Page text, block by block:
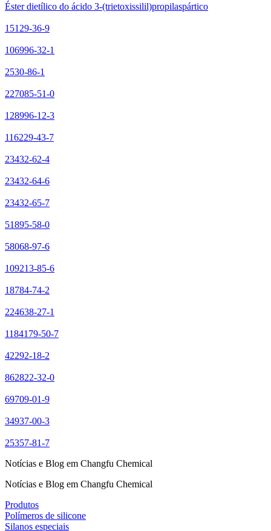
Éster dietílico do ácido 3-(trietoxissilil)propilaspártico
15129-36-9
106996-32-1
2530-86-1
227085-51-0
128996-12-3
116229-43-7
23432-62-4
23432-64-6
23432-65-7
51895-58-0
58068-97-6
109213-85-6
18784-74-2
224638-27-1
1184179-50-7
42292-18-2
862822-32-0
69709-01-9
34937-00-3
25357-81-7
Notícias e Blog em Changfu Chemical
Notícias e Blog em Changfu Chemical
Produtos
Polímeros de silicone
Silanos especiais